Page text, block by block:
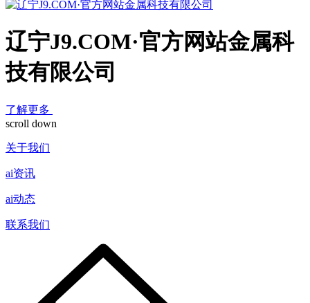
辽宁J9.COM·官方网站金属科
技有限公司
了解更多
scroll down
关于我们
ai资讯
ai动态
联系我们